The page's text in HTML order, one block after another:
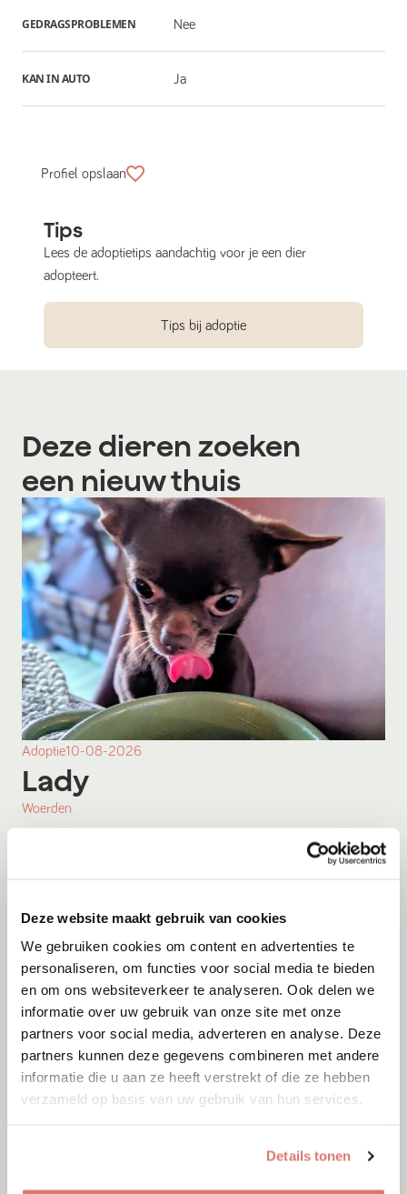
Deze website maakt gebruik van cookies
We gebruiken cookies om content en advertenties te
personaliseren, om functies voor social media te bieden
en om ons websiteverkeer te analyseren. Ook delen we
informatie over uw gebruik van onze site met onze
partners voor social media, adverteren en analyse. Deze
partners kunnen deze gegevens combineren met andere
informatie die u aan ze heeft verstrekt of die ze hebben
verzameld op basis van uw gebruik van hun services.
Details tonen
GEDRAGSPROBLEMEN Nee
KAN IN AUTO Ja
Profiel opslaan
Tips
Lees de adoptietips aandachtig voor je een dier
adopteert.
Tips bij adoptie
Deze dieren zoeken
een nieuw thuis
Adoptie10-08-2026
Lady
Woerden